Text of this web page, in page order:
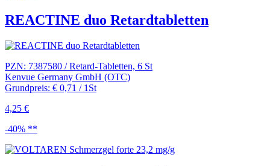
REACTINE duo Retardtabletten
PZN: 7387580 / Retard-Tabletten, 6 St
Kenvue Germany GmbH (OTC)
Grundpreis: € 0,71 / 1St
4,25 €
-40% **